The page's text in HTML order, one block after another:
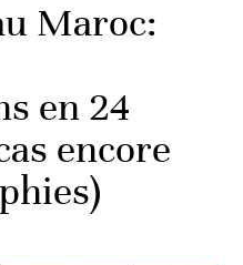
Maroc:
en 24
encore